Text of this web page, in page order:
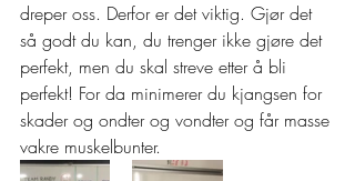
dreper oss. Derfor er det viktig. Gjør det
så godt du kan, du trenger ikke gjøre det
perfekt, men du skal streve etter å bli
perfekt! For da minimerer du kjangsen for
skader og ondter og vondter og får masse
vakre muskelbunter.